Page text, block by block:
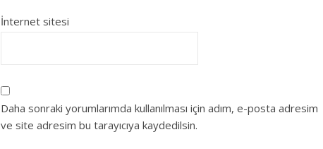
İnternet sitesi
Daha sonraki yorumlarımda kullanılması için adım, e-posta adresim
ve site adresim bu tarayıcıya kaydedilsin.